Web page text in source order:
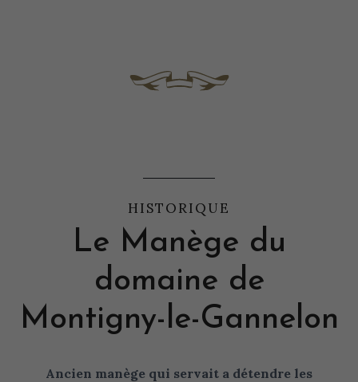
HISTORIQUE
Le Manège du
domaine de
Montigny-le-Gannelon
Ancien manège qui servait a détendre les